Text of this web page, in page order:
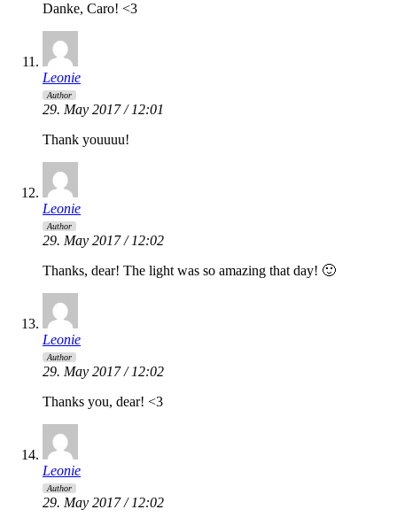
Danke, Caro! <3
Leonie
Author
29. May 2017 / 12:01
Thank youuuu!
Leonie
Author
29. May 2017 / 12:02
Thanks, dear! The light was so amazing that day! 🙂
Leonie
Author
29. May 2017 / 12:02
Thanks you, dear! <3
Leonie
Author
29. May 2017 / 12:02